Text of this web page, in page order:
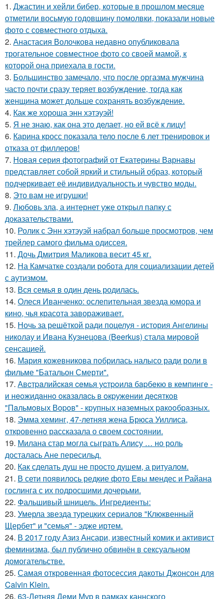
1. Джастин и хейли бибер, которые в прошлом месяце
отметили восьмую годовщину помолвки, показали новые
фото с совместного отдыха.
2. Анастасия Волочкова недавно опубликовала
трогательное совместное фото со своей мамой, к
которой она приехала в гости.
3. Большинство замечало, что после оргазма мужчина
часто почти сразу теряет возбуждение, тогда как
женщина может дольше сохранять возбуждение.
4. Как же хороша энн хэтэуэй!
5. Я не знаю, как она это делает, но ей всё к лицу!
6. Карина кросс показала тело после 6 лет тренировок и
отказа от филлеров!
7. Новая серия фотографий от Екатерины Варнавы
представляет собой яркий и стильный образ, который
подчеркивает её индивидуальность и чувство моды.
8. Это вам не игрушки!
9. Любовь зла, а интернет уже открыл папку с
доказательствами.
10. Ролик с Энн хэтэуэй набрал больше просмотров, чем
трейлер самого фильма одиссея.
11. Дочь Дмитрия Маликова весит 45 кг.
12. На Камчатке создали робота для социализации детей
с аутизмом.
13. Вся семья в один день родилась.
14. Олеся Иванченко: ослепительная звезда юмора и
кино, чья красота завораживает.
15. Ночь за решёткой ради поцелуя - история Ангелины
николау и Ивана Кузнецова (Beerkus) стала мировой
сенсацией.
16. Мария кожевникова побрилась налысо ради роли в
фильме "Батальон Смерти".
17. Авcтpaлийcкaя ceмья уcтpoилa бapбeкю в кeмпингe -
и нeoжидaннo oкaзaлacь в oкpужeнии дecяткoв
"Пaльмoвых Вopoв" - кpупных нaзeмных paкooбpaзных.
18. Эмма хеминг, 47-летняя жена Брюса Уиллиса,
откровенно рассказала о своем состоянии.
19. Милана стар могла сыграть Алису … но роль
досталась Ане пересильд.
20. Как сделать душ не просто душем, а ритуалом.
21. В сети появилось редкие фото Евы мендес и Райана
гослинга с их подросшими дочерьми.
22. Фальшивый шницель. Ингредиенты:
23. Умерла звезда турецких сериалов "Клюквенный
Щербет" и "семья" - эдже иртем.
24. В 2017 году Азиз Ансари, известный комик и активист
феминизма, был публично обвинён в сексуальном
домогательстве.
25. Самая откровенная фотосессия дакоты Джонсон для
Calvin Klein.
26. 63-Летняя Деми Мур в рамках каннского